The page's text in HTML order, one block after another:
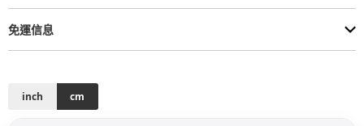
免運信息
inch cm